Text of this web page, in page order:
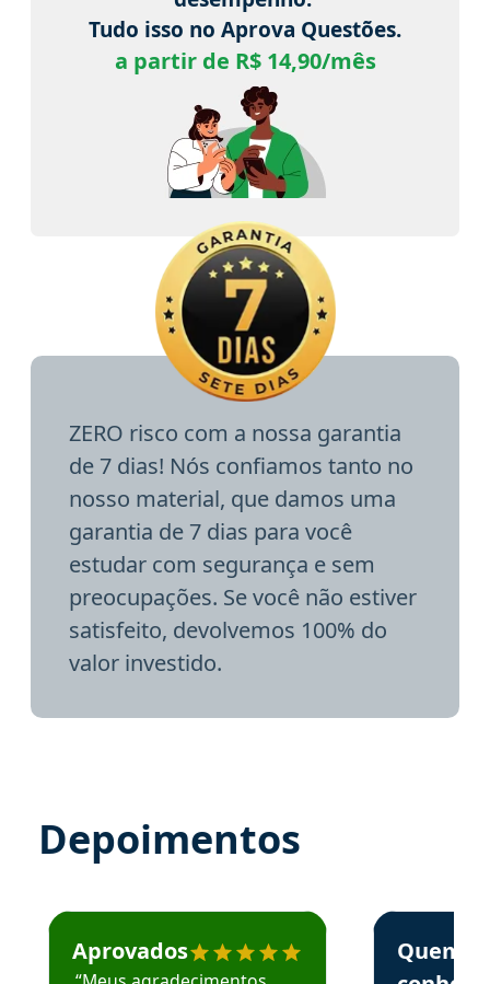
Tudo isso no Aprova Questões.
a partir de R$ 14,90/mês
ZERO risco com a nossa garantia
de 7 dias! Nós confiamos tanto no
nosso material, que damos uma
garantia de 7 dias para você
estudar com segurança e sem
preocupações. Se você não estiver
satisfeito, devolvemos 100% do
valor investido.
Depoimentos
Estudante José recomenda o Aprova Concursos em
Aprovados
Estudante
Quem